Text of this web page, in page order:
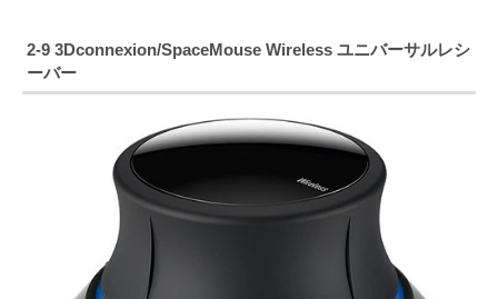
2-9 3Dconnexion/SpaceMouse Wireless ユニバーサルレシ
ーバー